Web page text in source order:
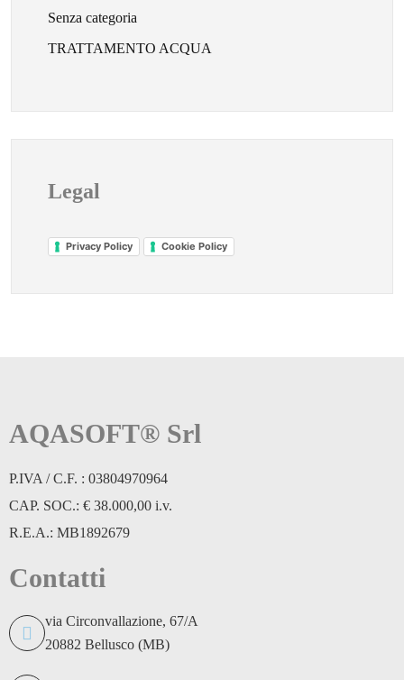
Senza categoria
TRATTAMENTO ACQUA
Legal
Privacy Policy Cookie Policy
AQASOFT® Srl
P.IVA / C.F. : 03804970964
CAP. SOC.: € 38.000,00 i.v.
R.E.A.: MB1892679
Contatti
via Circonvallazione, 67/A
20882 Bellusco (MB)